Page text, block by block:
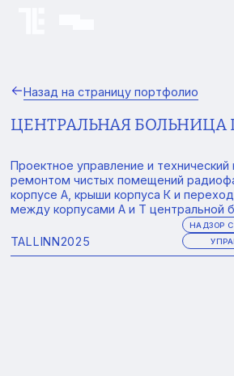
Назад на страницу портфолио
ЦЕНТРАЛЬНАЯ БОЛЬНИЦА
Проектное управление и технический
ремонтом чистых помещений
корпусе А, крыши корпуса К и
между корпусами А и Т центральной
TALLINN2025
НАДЗОР